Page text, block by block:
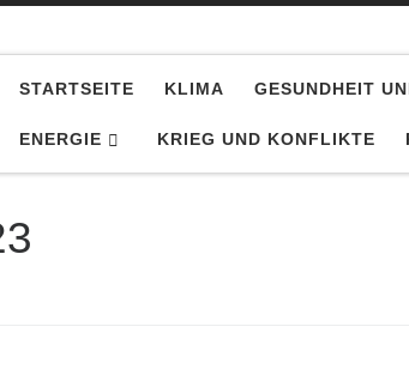
STARTSEITE KLIMA GESUNDHEIT
ENERGIE KRIEG UND KONFLIKTE